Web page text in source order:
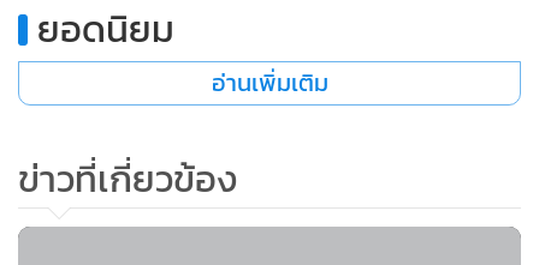
อ่านเพิ่มเติม
ข่าวที่เกี่ยวข้อง